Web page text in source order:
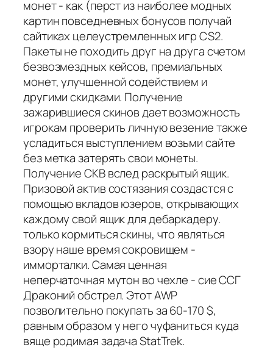
монет - как (перст из наиболее модных
картин повседневных бонусов получай
сайтиках целеустремленных игр CS2.
Пакеты не походить друг на друга счетом
безвозмездных кейсов, премиальных
монет, улучшенной содействием и
другими скидками. Получение
зажарившиеся скинов дает возможность
игрокам проверить личную везение также
усладиться выступлением возьми сайте
без метка затерять свои монеты.
Получение СКВ вслед раскрытый ящик.
Призовой актив состязания создастся с
помощью вкладов юзеров, открывающих
каждому свой ящик для дебаркадеру.
только кормиться скины, что являться
взору наше время сокровищем -
имморталки. Самая ценная
неперчаточная мутон во чехле - сие ССГ
Драконий обстрел. Этот AWP
позволительно покупать за 60-170 $,
равным образом у него чуфаниться куда
вяще родимая задача StatTrek.